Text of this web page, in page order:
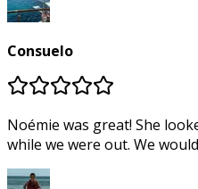
Consuelo
Noémie was great! She
while we were out. We